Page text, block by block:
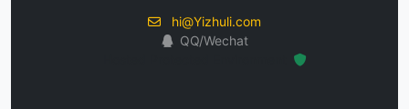
hi@Yizhuli.com
QQ/Wechat